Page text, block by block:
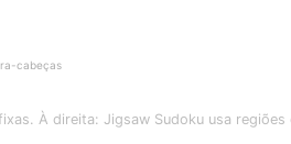
cabeças
À direita: Jigsaw Sudoku usa